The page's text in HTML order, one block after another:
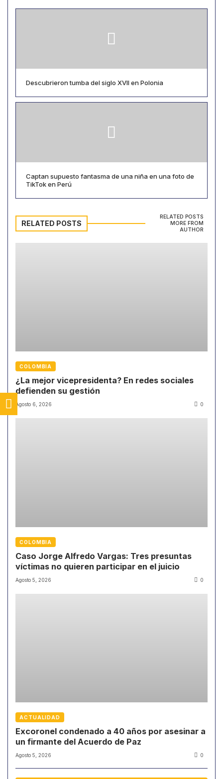
Descubrieron tumba del siglo XVII en Polonia
Captan supuesto fantasma de una niña en una foto de
TikTok en Perú
RELATED POSTS
RELATED POSTS
MORE FROM
AUTHOR
COLOMBIA
¿La mejor vicepresidenta? En redes sociales
defienden su gestión
Agosto 6, 2026 0
COLOMBIA
Caso Jorge Alfredo Vargas: Tres presuntas
víctimas no quieren participar en el juicio
Agosto 5, 2026 0
ACTUALIDAD
Excoronel condenado a 40 años por asesinar a
un firmante del Acuerdo de Paz
Agosto 5, 2026 0